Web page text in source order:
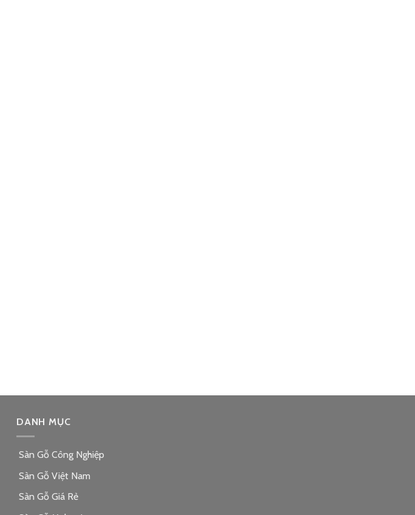
DANH MỤC
Sàn Gỗ Công Nghiệp
Sàn Gỗ Việt Nam
Sàn Gỗ Giá Rẻ